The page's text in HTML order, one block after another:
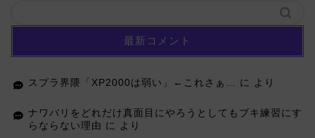
最新コメント
スプラ界隈「XP2000は弱い」←これさぁ… に より
ナワバリをどれだけ真面目にやろうとしてもブキ練習にす
らならない理由 に より